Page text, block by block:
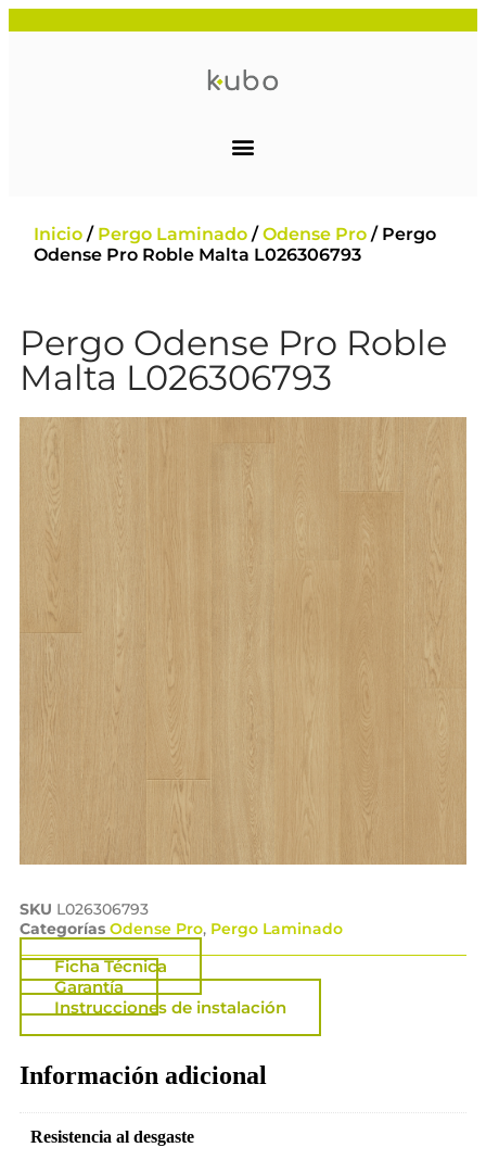
Inicio / Pergo Laminado /Odense Pro / Pergo
Odense Pro Roble Malta L026306793
Pergo Odense Pro Roble
Malta L026306793
SKU L026306793
Categorías Odense Pro, Pergo Laminado
Ficha Técnica
Garantía
Instrucciones de instalación
Información adicional
Resistencia al desgaste